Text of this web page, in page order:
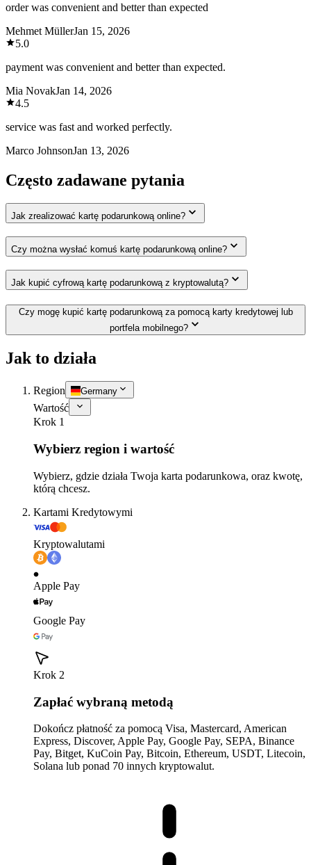
order was convenient and better than expected
Mehmet MüllerJan 15, 2026
5.0
payment was convenient and better than expected.
Mia NovakJan 14, 2026
4.5
service was fast and worked perfectly.
Marco JohnsonJan 13, 2026
Często zadawane pytania
Jak zrealizować kartę podarunkową online?
Czy można wysłać komuś kartę podarunkową online?
Jak kupić cyfrową kartę podarunkową z kryptowalutą?
Czy mogę kupić kartę podarunkową za pomocą karty kredytowej lub
portfela mobilnego?
Jak to działa
Region Germany
Wartość
Krok 1
Wybierz region i wartość
Wybierz, gdzie działa Twoja karta podarunkowa, oraz kwotę,
którą chcesz.
Kartami Kredytowymi
Kryptowalutami
Apple Pay
Google Pay
Krok 2
Zapłać wybraną metodą
Dokończ płatność za pomocą Visa, Mastercard, American
Express, Discover, Apple Pay, Google Pay, SEPA, Binance
Pay, Bitget, KuCoin Pay, Bitcoin, Ethereum, USDT, Litecoin,
Solana lub ponad 70 innych kryptowalut.